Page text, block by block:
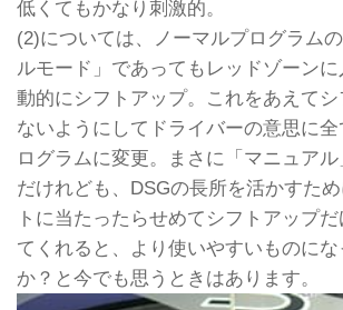
低くてもかなり刺激的。
(2)については、ノーマルプログラム
ルモード」であってもレッドゾーン
動的にシフトアップ。これをあえて
ないようにしてドライバーの意思に
ログラムに変更。まさに「マニュア
だけれども、DSGの長所を活かすた
トに当たったらせめてシフトアップ
てくれると、より使いやすいものに
か？と今でも思うときはあります。